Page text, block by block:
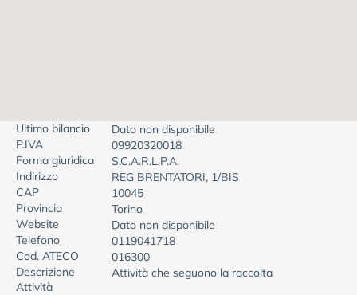
Ultimo bilancio
Dato non disponibile
P.IVA
09920320018
Forma giuridica
S.C.A.R.L.P.A.
Indirizzo
REG BRENTATORI, 1/BIS
CAP
10045
Provincia
Torino
Website
Dato non disponibile
Telefono
0119041718
Cod. ATECO
016300
Descrizione
Attività
Attività che seguono la raccolta